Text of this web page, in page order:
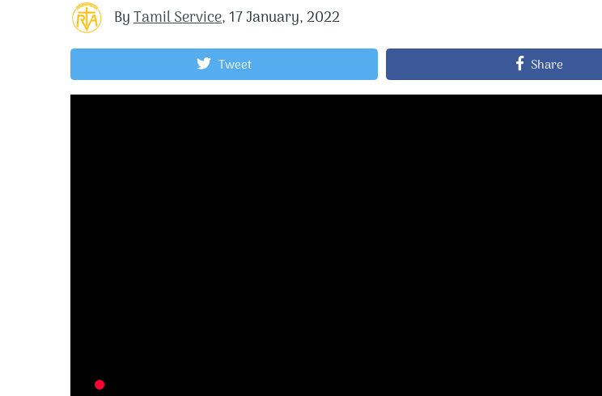
ByTamil Service,17 January, 2022
Tweet Share